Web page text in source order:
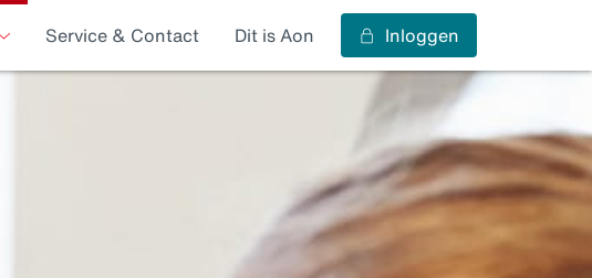
Service & Contact Dit is Aon Inloggen